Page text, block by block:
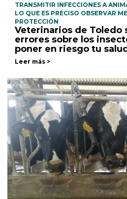
TRANSMITIR INFECCIONES A
LO QUE ES PRECISO OBSERVAR
PROTECCIÓN
Veterinarios de Toledo
errores sobre los
poner en riesgo tu
Leer más >